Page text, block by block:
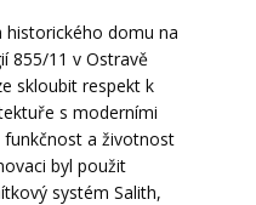
historického domu na
855/11 v Ostravě
skloubit respekt k
s moderními
funkčnost a životnost
byl použit
systém Salith,